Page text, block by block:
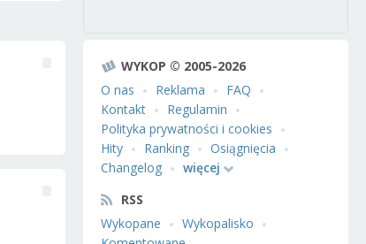
WYKOP © 2005-2026
O nas
Reklama
FAQ
Kontakt
Regulamin
Polityka prywatności i cookies
Hity
Ranking
Osiągnięcia
Changelog
więcej
RSS
Wykopane
Wykopalisko